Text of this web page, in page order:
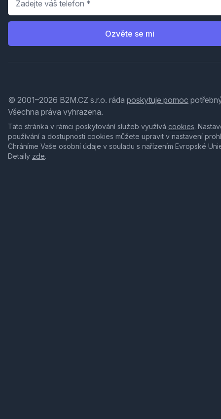
Ozvěte se mi
© 2001–2026 B2M.CZ s.r.o. ráda poskytuje pomoc
Všechna práva vyhrazena.
Tato stránka v rámci poskytování služeb využívá cookies.
používání a dostupnosti cookies můžete upravit v nastavení
Chráníme Vaše osobní údaje v souladu s nařízením Evropské
Detaily zde.